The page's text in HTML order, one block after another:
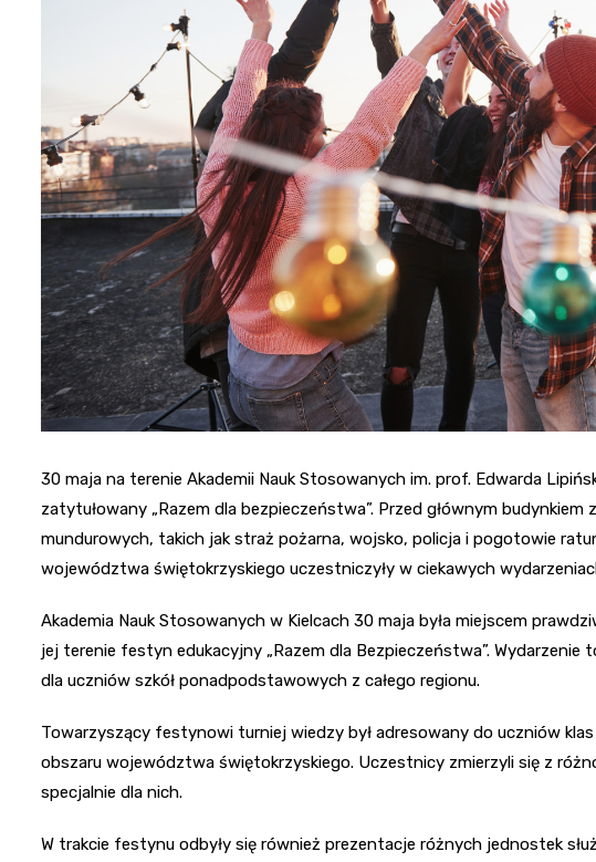
30 maja na terenie Akademii Nauk Stosowanych im. prof. Edwarda
zatytułowany „Razem dla bezpieczeństwa”. Przed głównym budynkiem
mundurowych, takich jak straż pożarna, wojsko, policja i pogotowie
województwa świętokrzyskiego uczestniczyły w ciekawych
Akademia Nauk Stosowanych w Kielcach 30 maja była miejscem
jej terenie festyn edukacyjny „Razem dla Bezpieczeństwa”.
dla uczniów szkół ponadpodstawowych z całego regionu.
Towarzyszący festynowi turniej wiedzy był adresowany do uczniów
obszaru województwa świętokrzyskiego. Uczestnicy zmierzyli się z
specjalnie dla nich.
W trakcie festynu odbyły się również prezentacje różnych jednostek